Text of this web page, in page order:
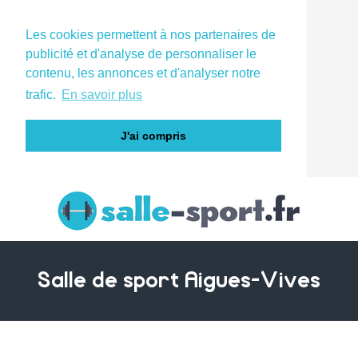
Les cookies permettent à nos partenaires de
publicité et d'analyse de personnaliser le
contenu, les annonces et d'analyser notre
trafic. En savoir plus
J'ai compris
Salle de sport Aigues-Vives